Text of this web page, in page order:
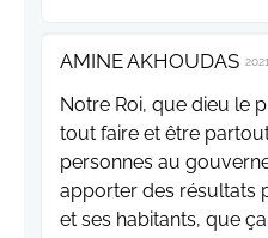
AMINE AKHOUDAS
Notre Roi, que dieu le
tout faire et être
personnes au
apporter des résultats
et ses habitants, que